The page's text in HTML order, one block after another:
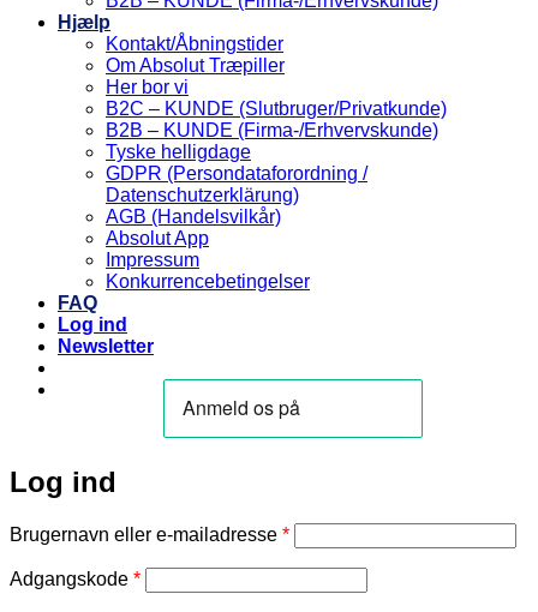
Hjælp
Kontakt/Åbningstider
Om Absolut Træpiller
Her bor vi
B2C – KUNDE (Slutbruger/Privatkunde)
B2B – KUNDE (Firma-/Erhvervskunde)
Tyske helligdage
GDPR (Persondataforordning /
Datenschutzerklärung)
AGB (Handelsvilkår)
Absolut App
Impressum
Konkurrencebetingelser
FAQ
Log ind
Newsletter
Log ind
Brugernavn eller e-mailadresse *Påkrævet
Adgangskode *Påkrævet